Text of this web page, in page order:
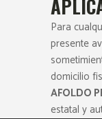
Para
presente
domicilio
AFOLDO
estatal y